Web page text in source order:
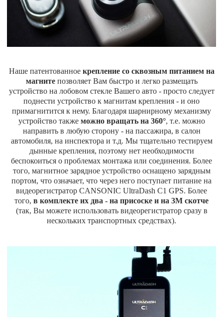
Наше патентованное крепление со сквозным питанием на
магнитепозволяет Вам быстро и легко размещать
устройство на лобовом стекле Вашего авто - просто следует
поднести устройство к магнитам крепления - и оно
примагнитится к нему. Благодаря шарнирному механизму
устройство такжеможно вращать на 360°, т.е. можно
направить в любую сторону - на пассажира, в салон
автомобиля, на инспектора и т.д. Мы тщательно тестируем
дынные крепления, поэтому нет необходимости
беспокоиться о проблемах монтажа или соединения. Более
того, магнитное зарядное устройство оснащено зарядным
портом, что означает, что через него поступает питание на
видеорегистратор CANSONIC UltraDash C1 GPS. Более
того, в комплекте их два - на присоске и на 3М скотче
(так, Вы можете использовать видеорегистратор сразу в
нескольких транспортных средствах).